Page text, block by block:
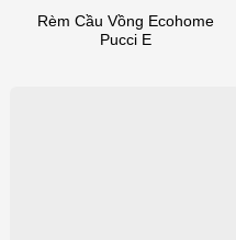
Rèm Cầu Vồng Ecohome
Pucci E